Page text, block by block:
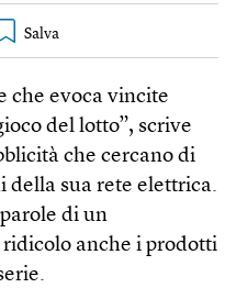
che evoca vincite
del lotto”, scrive
che cercano di
sua rete elettrica.
di un
anche i prodotti